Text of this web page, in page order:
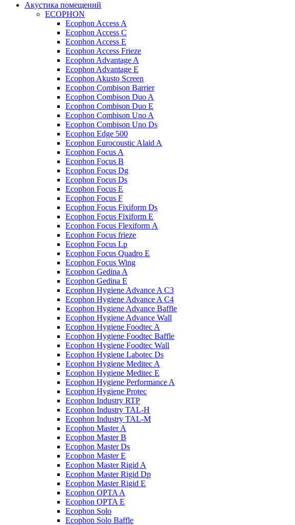
Акустика помещений
ECOPHON
Ecophon Access A
Ecophon Access C
Ecophon Access E
Ecophon Access Frieze
Ecophon Advantage A
Ecophon Advantage E
Ecophon Akusto Screen
Ecophon Combison Barrier
Ecophon Combison Duo A
Ecophon Combison Duo E
Ecophon Combison Uno A
Ecophon Combison Uno Ds
Ecophon Edge 500
Ecophon Eurocoustic Alaid A
Ecophon Focus A
Ecophon Focus B
Ecophon Focus Dg
Ecophon Focus Ds
Ecophon Focus E
Ecophon Focus F
Ecophon Focus Fixiform Ds
Ecophon Focus Fixiform E
Ecophon Focus Flexiform А
Ecophon Focus frieze
Ecophon Focus Lp
Ecophon Focus Quаdro E
Ecophon Focus Wing
Ecophon Gedina A
Ecophon Gedina E
Ecophon Hygiene Advance A C3
Ecophon Hygiene Advance A C4
Ecophon Hygiene Advance Baffle
Ecophon Hygiene Advance Wall
Ecophon Hygiene Foodtec A
Ecophon Hygiene Foodtec Baffle
Ecophon Hygiene Foodtec Wall
Ecophon Hygiene Labotec Ds
Ecophon Hygiene Meditec A
Ecophon Hygiene Meditec E
Ecophon Hygiene Performance A
Ecophon Hygiene Proteс
Ecophon Industry RTP
Ecophon Industry TAL-H
Ecophon Industry TAL-M
Ecophon Master A
Ecophon Master B
Ecophon Master Ds
Ecophon Master E
Ecophon Master Rigid A
Ecophon Master Rigid Dp
Ecophon Master Rigid E
Ecophon OPTA A
Ecophon OPTA E
Ecophon Solo
Ecophon Solo Baffle